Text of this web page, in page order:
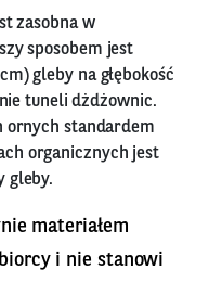
zasobna w
sposobem jest
gleby na głębokość
tuneli dżdżownic.
ornych standardem
organicznych jest
gleby.
materiałem
i nie stanowi